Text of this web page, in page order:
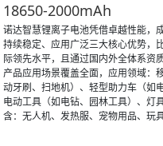
18650-2000mAh
诺达智慧锂离子电池凭借卓越性能，
持续稳定、应用广泛三大核心优势，
际领先水平，且通过国内外全体系资
产品应用场景覆盖全面，应用领域：
动牙刷、扫地机）、轻型助力车（如
电动工具（如电钻、园林工具）、灯
含：无人机、发热服、宠物用品、玩